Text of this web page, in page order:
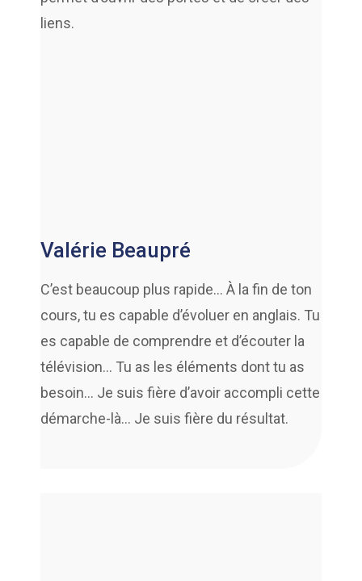
liens.
Valérie Beaupré
C’est beaucoup plus rapide… À la fin de ton
cours, tu es capable d’évoluer en anglais. Tu
es capable de comprendre et d’écouter la
télévision… Tu as les éléments dont tu as
besoin… Je suis fière d’avoir accompli cette
démarche-là… Je suis fière du résultat.